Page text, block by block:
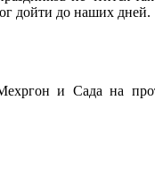
дойти до наших дней.
и Сада на